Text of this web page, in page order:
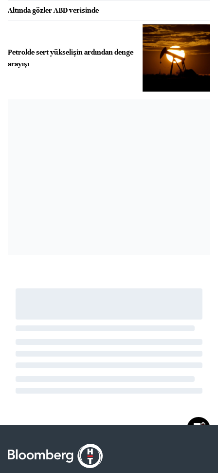
Altında gözler ABD verisinde
Petrolde sert yükselişin ardından denge
arayışı